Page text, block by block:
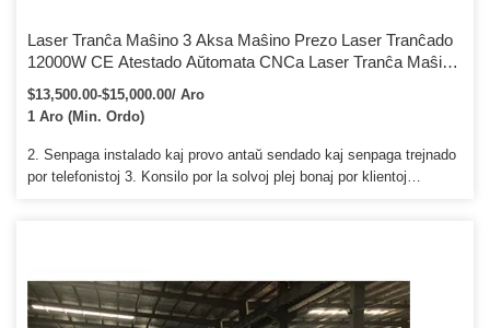
Laser Tranĉa Maŝino 3 Aksa Maŝino Prezo Laser Tranĉado
12000W CE Atestado Aŭtomata CNCa Laser Tranĉa Maŝino
Kun 3 Akso
$13,500.00-$15,000.00/ Aro
1 Aro (Min. Ordo)
2. Senpaga instalado kaj provo antaŭ sendado kaj senpaga trejnado
por telefonistoj 3. Konsilo por la solvoj plej bonaj por klientoj